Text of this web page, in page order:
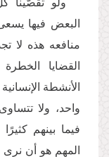
ولو تقصَّينا
البعض فيها
منافعه هذه لا
القضايا
الأنشطة
واحد، ولا
فيما بينهم
المهم هو أن